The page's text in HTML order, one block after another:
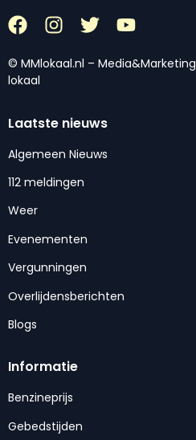
© MMlokaal.nl – Media&Marketing
lokaal
Laatste nieuws
Algemeen Nieuws
112 meldingen
Weer
Evenementen
Vergunningen
Overlijdensberichten
Blogs
Informatie
Benzineprijs
Gebedstijden